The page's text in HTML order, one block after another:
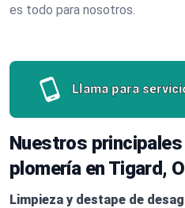
es todo para nosotros.
Llama para
Nuestros
plomería en Tigard,
Limpieza y destape de